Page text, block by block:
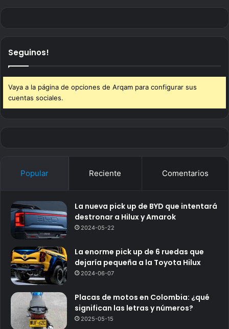
Seguinos!
Vaya a la página de opciones de Arqam para configurar sus
cuentas sociales.
Popular Reciente Comentarios
La nueva pick up de BYD que intentará
destronar a Hilux y Amarok
2024-05-22
La enorme pick up de 6 ruedas que
dejaría pequeña a la Toyota Hilux
2024-06-07
Placas de motos en Colombia: ¿qué
significan las letras y números?
2025-05-15